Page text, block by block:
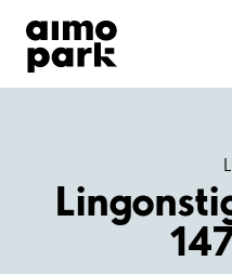
Hitta parkering
Samarbete
Kundservice